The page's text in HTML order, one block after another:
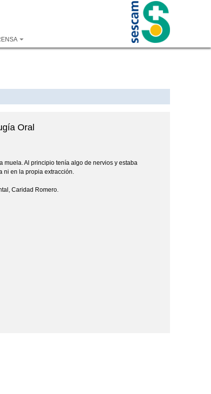
Oral
muela. Al principio tenía algo de nervios y estaba
en la propia extracción.
Caridad Romero.